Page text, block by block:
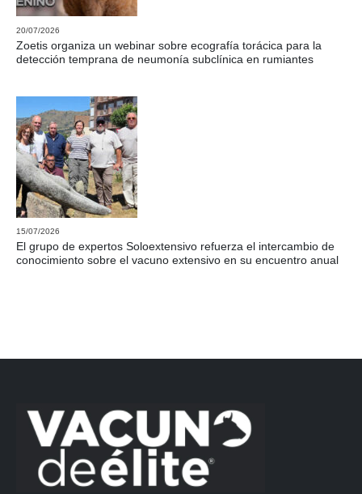
20/07/2026
Zoetis organiza un webinar sobre ecografía torácica para la
detección temprana de neumonía subclínica en rumiantes
15/07/2026
El grupo de expertos Soloextensivo refuerza el intercambio de
conocimiento sobre el vacuno extensivo en su encuentro anual